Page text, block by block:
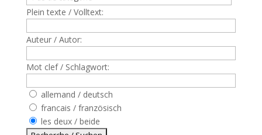
Plein texte / Volltext:
Auteur / Autor:
Mot clef / Schlagwort:
allemand / deutsch
francais / französisch
les deux / beide